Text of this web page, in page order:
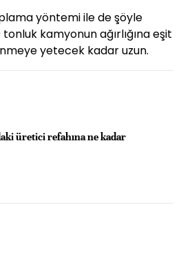
yöntemi ile de şöyle
kamyonun ağırlığına eşit
yetecek kadar uzun.
üretici refahına ne kadar